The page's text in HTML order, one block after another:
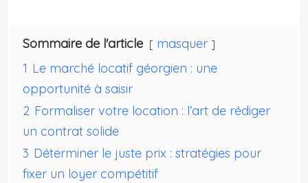
Sommaire de l'article
masquer
1 Le marché locatif géorgien : une
opportunité à saisir
2 Formaliser votre location : l’art de rédiger
un contrat solide
3 Déterminer le juste prix : stratégies pour
fixer un loyer compétitif